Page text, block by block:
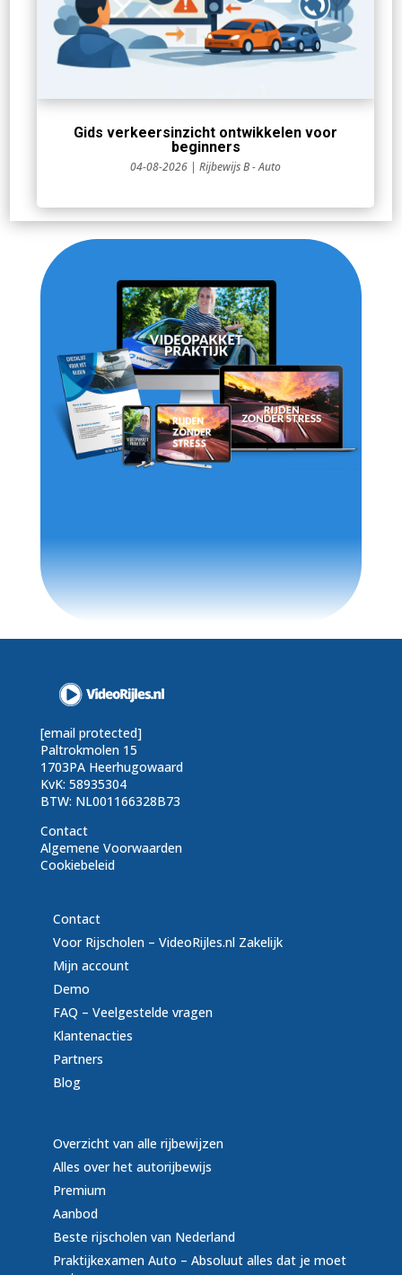
Gids verkeersinzicht ontwikkelen voor
beginners
04-08-2026 | Rijbewijs B - Auto
[email protected]
Paltrokmolen 15
1703PA Heerhugowaard
KvK: 58935304
BTW: NL001166328B73
Contact
Algemene Voorwaarden
Cookiebeleid
Contact
Voor Rijscholen – VideoRijles.nl Zakelijk
Mijn account
Demo
FAQ – Veelgestelde vragen
Klantenacties
Partners
Blog
Overzicht van alle rijbewijzen
Alles over het autorijbewijs
Premium
Aanbod
Beste rijscholen van Nederland
Praktijkexamen Auto – Absoluut alles dat je moet